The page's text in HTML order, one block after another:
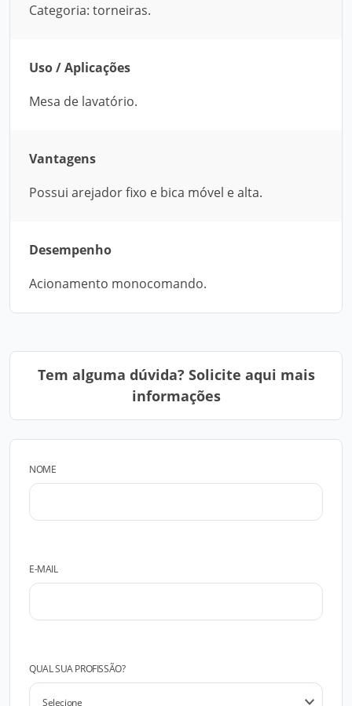
Categoria: torneiras.
Uso / Aplicações
Mesa de lavatório.
Vantagens
Possui arejador fixo e bica móvel e alta.
Desempenho
Acionamento monocomando.
Tem alguma dúvida? Solicite aqui mais
informações
NOME
E-MAIL
QUAL SUA PROFISSÃO?